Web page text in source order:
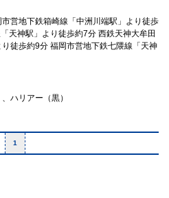
営地下鉄箱崎線「中洲川端駅」より徒歩
天神駅」より徒歩約7分 西鉄天神大牟田
徒歩約9分 福岡市営地下鉄七隈線「天神
ハリアー（黒）
1